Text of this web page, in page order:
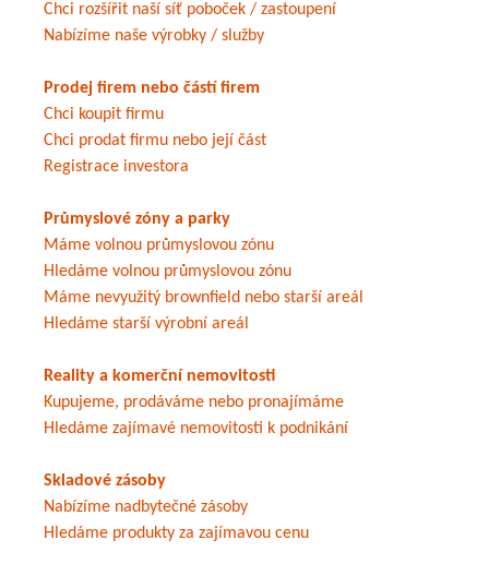
Chci rozšířit naší síť poboček / zastoupení
Nabízíme naše výrobky / služby
Prodej firem nebo částí firem
Chci koupit firmu
Chci prodat firmu nebo její část
Registrace investora
Průmyslové zóny a parky
Máme volnou průmyslovou zónu
Hledáme volnou průmyslovou zónu
Máme nevyužitý brownfield nebo starší areál
Hledáme starší výrobní areál
Reality a komerční nemovitosti
Kupujeme, prodáváme nebo pronajímáme
Hledáme zajímavé nemovitosti k podnikání
Skladové zásoby
Nabízíme nadbytečné zásoby
Hledáme produkty za zajímavou cenu